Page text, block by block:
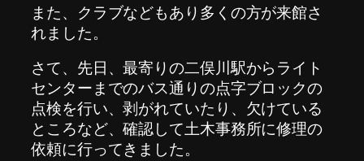
また、クラブなどもあり多くの方が来館さ
れました。
さて、先日、最寄りの二俣川駅からライト
センターまでのバス通りの点字ブロックの
点検を行い、剥がれていたり、欠けている
ところなど、確認して土木事務所に修理の
依頼に行ってきました。